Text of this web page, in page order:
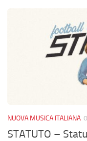
NUOVA MUSICA ITALIANA
STATUTO –